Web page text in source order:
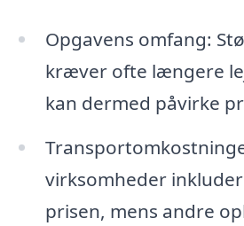
Opgavens omfang:
kræver ofte længere
kan dermed påvirke
virksomheder
prisen, mens andre